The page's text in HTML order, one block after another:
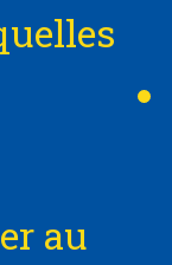
au